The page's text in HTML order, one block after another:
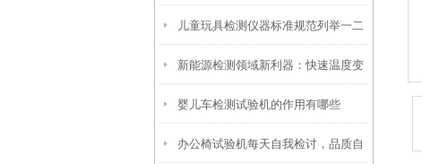
儿童玩具检测仪器标准规范列举一二
新能源检测领域新利器：快速温度变
化箱助力元器件恶劣环境可靠性验证
婴儿车检测试验机的作用有哪些
办公椅试验机每天自我检讨，品质自